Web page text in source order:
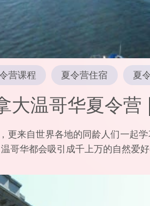
营课程 夏令营住宿 夏
大温哥华夏令
更来自世界各地的同龄人们一起
哥华都会吸引成千上万的自然爱